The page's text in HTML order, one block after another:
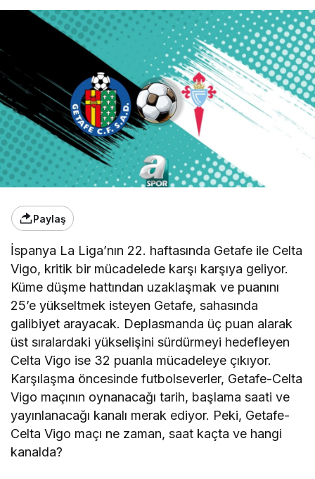
Paylaş
İspanya La Liga’nın 22. haftasında Getafe ile Celta
Vigo, kritik bir mücadelede karşı karşıya geliyor.
Küme düşme hattından uzaklaşmak ve puanını
25’e yükseltmek isteyen Getafe, sahasında
galibiyet arayacak. Deplasmanda üç puan alarak
üst sıralardaki yükselişini sürdürmeyi hedefleyen
Celta Vigo ise 32 puanla mücadeleye çıkıyor.
Karşılaşma öncesinde futbolseverler, Getafe-Celta
Vigo maçının oynanacağı tarih, başlama saati ve
yayınlanacağı kanalı merak ediyor. Peki, Getafe-
Celta Vigo maçı ne zaman, saat kaçta ve hangi
kanalda?